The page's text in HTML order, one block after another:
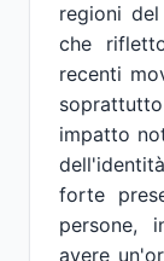
regioni
che
recenti
impatto
forte
persone,
avere